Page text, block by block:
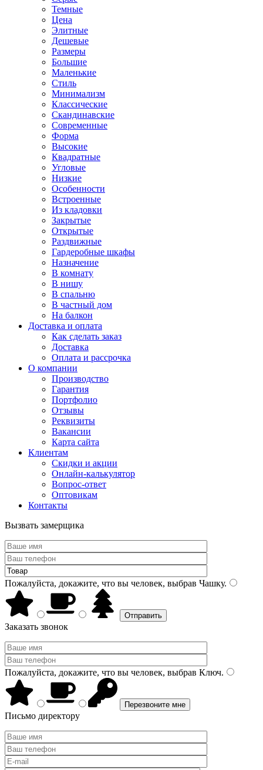
Темные
Цена
Элитные
Дешевые
Размеры
Большие
Маленькие
Стиль
Минимализм
Классические
Скандинавские
Современные
Форма
Высокие
Квадратные
Угловые
Низкие
Особенности
Встроенные
Из кладовки
Закрытые
Открытые
Раздвижные
Гардеробные шкафы
Назначение
В комнату
В нишу
В спальню
В частный дом
На балкон
Доставка и оплата
Как сделать заказ
Доставка
Оплата и рассрочка
О компании
Производство
Гарантия
Портфолио
Отзывы
Реквизиты
Вакансии
Карта сайта
Клиентам
Скидки и акции
Онлайн-калькулятор
Вопрос-ответ
Оптовикам
Контакты
Вызвать замерщика
Пожалуйста, докажите, что вы человек, выбрав Чашку.
Заказать звонок
Пожалуйста, докажите, что вы человек, выбрав Ключ.
Письмо директору